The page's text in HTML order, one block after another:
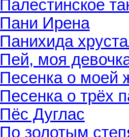
Палестинское
Пани Ирена
Панихида
Пей, моя
Песенка о моей
Песенка о трёх
Пёс Дуглас
По золотым